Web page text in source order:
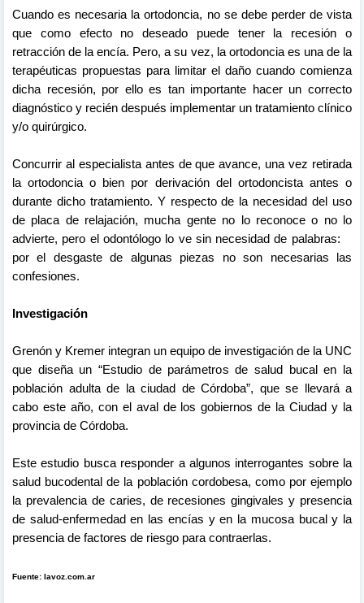
Cuando es necesaria la ortodoncia, no se debe perder de vista
que como efecto no deseado puede tener la recesión o
retracción de la encía. Pero, a su vez, la ortodoncia es una de la
terapéuticas propuestas para limitar el daño cuando comienza
dicha recesión, por ello es tan importante hacer un correcto
diagnóstico y recién después implementar un tratamiento clínico
y/o quirúrgico.
Concurrir al especialista antes de que avance, una vez retirada
la ortodoncia o bien por derivación del ortodoncista antes o
durante dicho tratamiento. Y respecto de la necesidad del uso
de placa de relajación, mucha gente no lo reconoce o no lo
advierte, pero el odontólogo lo ve sin necesidad de palabras:
por el desgaste de algunas piezas no son necesarias las
confesiones.
Investigación
Grenón y Kremer integran un equipo de investigación de la UNC
que diseña un “Estudio de parámetros de salud bucal en la
población adulta de la ciudad de Córdoba”, que se llevará a
cabo este año, con el aval de los gobiernos de la Ciudad y la
provincia de Córdoba.
Este estudio busca responder a algunos interrogantes sobre la
salud bucodental de la población cordobesa, como por ejemplo
la prevalencia de caries, de recesiones gingivales y presencia
de salud-enfermedad en las encías y en la mucosa bucal y la
presencia de factores de riesgo para contraerlas.
Fuente: lavoz.com.ar